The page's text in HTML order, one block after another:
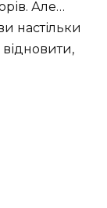
Але…
настільки